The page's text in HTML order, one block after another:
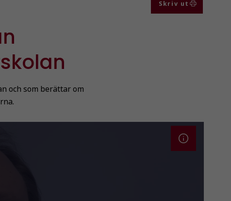
Skriv ut
och som berättar om